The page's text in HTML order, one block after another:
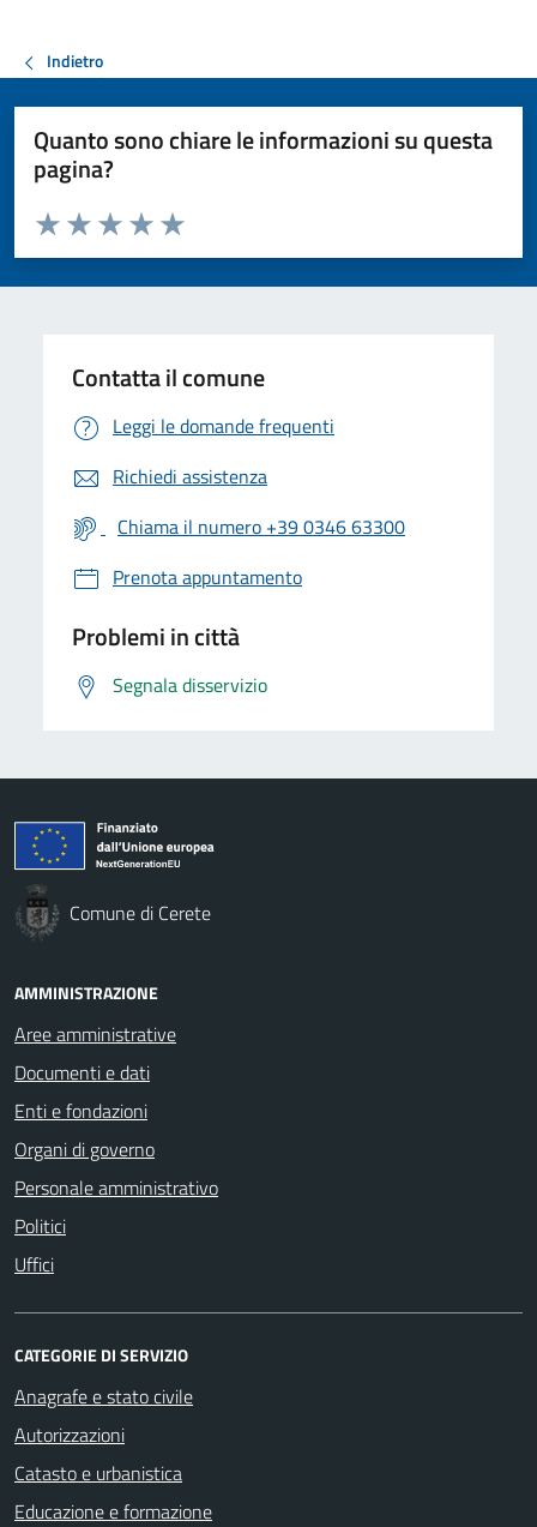
Indietro
Quanto sono chiare le informazioni su questa
pagina?
Valuta da 1 a 5 stelle la pagina
Valuta 5 stelle su 5
Valuta 4 stelle su 5
Valuta 3 stelle su 5
Valuta 2 stelle su 5
Valuta 1 stelle su 5
Contatta il comune
Leggi le domande frequenti
Richiedi assistenza
Chiama il numero +39 0346 63300
Prenota appuntamento
Problemi in città
Segnala disservizio
Comune di Cerete
AMMINISTRAZIONE
Aree amministrative
Documenti e dati
Enti e fondazioni
Organi di governo
Personale amministrativo
Politici
Uffici
CATEGORIE DI SERVIZIO
Anagrafe e stato civile
Autorizzazioni
Catasto e urbanistica
Educazione e formazione